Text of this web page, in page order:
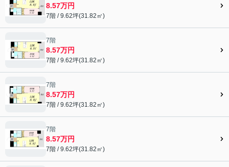
8.57万円
7階 / 9.62坪(31.82㎡)
7階
8.57万円
7階 / 9.62坪(31.82㎡)
7階
8.57万円
7階 / 9.62坪(31.82㎡)
7階
8.57万円
7階 / 9.62坪(31.82㎡)